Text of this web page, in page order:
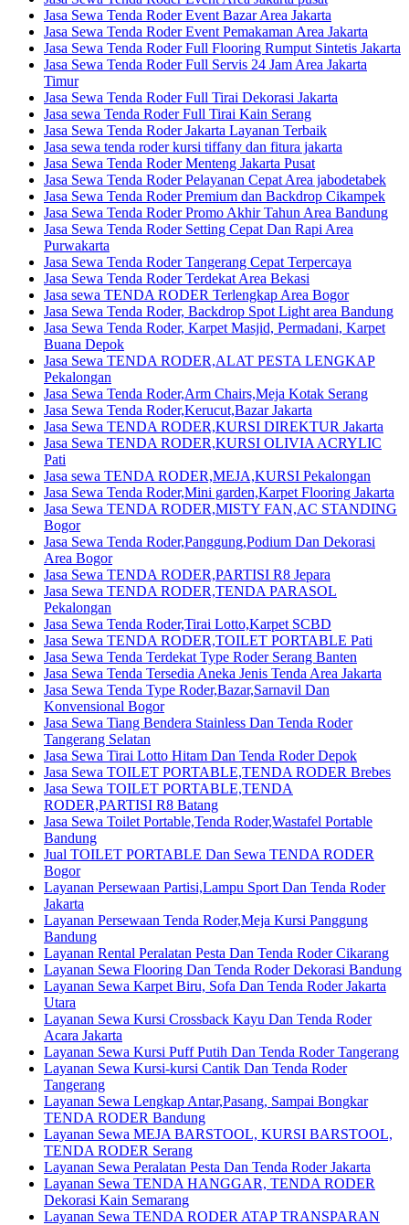
Jasa Sewa Tenda Roder Event Bazar Area Jakarta
Jasa Sewa Tenda Roder Event Pemakaman Area Jakarta
Jasa Sewa Tenda Roder Full Flooring Rumput Sintetis Jakarta
Jasa Sewa Tenda Roder Full Servis 24 Jam Area Jakarta
Timur
Jasa Sewa Tenda Roder Full Tirai Dekorasi Jakarta
Jasa sewa Tenda Roder Full Tirai Kain Serang
Jasa Sewa Tenda Roder Jakarta Layanan Terbaik
Jasa sewa tenda roder kursi tiffany dan fitura jakarta
Jasa Sewa Tenda Roder Menteng Jakarta Pusat
Jasa Sewa Tenda Roder Pelayanan Cepat Area jabodetabek
Jasa Sewa Tenda Roder Premium dan Backdrop Cikampek
Jasa Sewa Tenda Roder Promo Akhir Tahun Area Bandung
Jasa Sewa Tenda Roder Setting Cepat Dan Rapi Area
Purwakarta
Jasa Sewa Tenda Roder Tangerang Cepat Terpercaya
Jasa Sewa Tenda Roder Terdekat Area Bekasi
Jasa sewa TENDA RODER Terlengkap Area Bogor
Jasa Sewa Tenda Roder, Backdrop Spot Light area Bandung
Jasa Sewa Tenda Roder, Karpet Masjid, Permadani, Karpet
Buana Depok
Jasa Sewa TENDA RODER,ALAT PESTA LENGKAP
Pekalongan
Jasa Sewa Tenda Roder,Arm Chairs,Meja Kotak Serang
Jasa Sewa Tenda Roder,Kerucut,Bazar Jakarta
Jasa Sewa TENDA RODER,KURSI DIREKTUR Jakarta
Jasa Sewa TENDA RODER,KURSI OLIVIA ACRYLIC
Pati
Jasa sewa TENDA RODER,MEJA,KURSI Pekalongan
Jasa Sewa Tenda Roder,Mini garden,Karpet Flooring Jakarta
Jasa Sewa TENDA RODER,MISTY FAN,AC STANDING
Bogor
Jasa Sewa Tenda Roder,Panggung,Podium Dan Dekorasi
Area Bogor
Jasa Sewa TENDA RODER,PARTISI R8 Jepara
Jasa Sewa TENDA RODER,TENDA PARASOL
Pekalongan
Jasa Sewa Tenda Roder,Tirai Lotto,Karpet SCBD
Jasa Sewa TENDA RODER,TOILET PORTABLE Pati
Jasa Sewa Tenda Terdekat Type Roder Serang Banten
Jasa Sewa Tenda Tersedia Aneka Jenis Tenda Area Jakarta
Jasa Sewa Tenda Type Roder,Bazar,Sarnavil Dan
Konvensional Bogor
Jasa Sewa Tiang Bendera Stainless Dan Tenda Roder
Tangerang Selatan
Jasa Sewa Tirai Lotto Hitam Dan Tenda Roder Depok
Jasa Sewa TOILET PORTABLE,TENDA RODER Brebes
Jasa Sewa TOILET PORTABLE,TENDA
RODER,PARTISI R8 Batang
Jasa Sewa Toilet Portable,Tenda Roder,Wastafel Portable
Bandung
Jual TOILET PORTABLE Dan Sewa TENDA RODER
Bogor
Layanan Persewaan Partisi,Lampu Sport Dan Tenda Roder
Jakarta
Layanan Persewaan Tenda Roder,Meja Kursi Panggung
Bandung
Layanan Rental Peralatan Pesta Dan Tenda Roder Cikarang
Layanan Sewa Flooring Dan Tenda Roder Dekorasi Bandung
Layanan Sewa Karpet Biru, Sofa Dan Tenda Roder Jakarta
Utara
Layanan Sewa Kursi Crossback Kayu Dan Tenda Roder
Acara Jakarta
Layanan Sewa Kursi Puff Putih Dan Tenda Roder Tangerang
Layanan Sewa Kursi-kursi Cantik Dan Tenda Roder
Tangerang
Layanan Sewa Lengkap Antar,Pasang, Sampai Bongkar
TENDA RODER Bandung
Layanan Sewa MEJA BARSTOOL, KURSI BARSTOOL,
TENDA RODER Serang
Layanan Sewa Peralatan Pesta Dan Tenda Roder Jakarta
Layanan Sewa TENDA HANGGAR, TENDA RODER
Dekorasi Kain Semarang
Layanan Sewa TENDA RODER ATAP TRANSPARAN